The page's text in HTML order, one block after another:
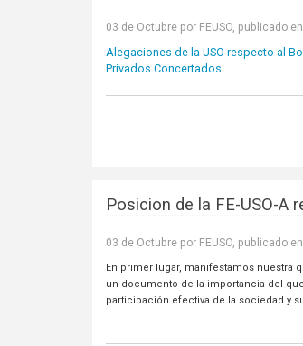
03 de Octubre por FEUSO, publicado en
Alegaciones de la USO respecto al
Privados Concertados
Posicion de la FE-USO-A
03 de Octubre por FEUSO, publicado en
En primer lugar, manifestamos nuestra
un documento de la importancia del
participación efectiva de la sociedad y